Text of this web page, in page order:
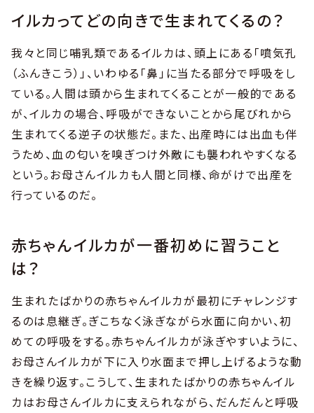
イルカってどの向きで生まれてくるの？
我々と同じ哺乳類であるイルカは、頭上にある「噴気孔
（ふんきこう）」、いわゆる「鼻」に当たる部分で呼吸をし
ている。人間は頭から生まれてくることが一般的である
が、イルカの場合、呼吸ができないことから尾びれから
生まれてくる逆子の状態だ。また、出産時には出血も伴
うため、血の匂いを嗅ぎつけ外敵にも襲われやすくなる
という。お母さんイルカも人間と同様、命がけで出産を
行っているのだ。
赤ちゃんイルカが一番初めに習うこと
は？
生まれたばかりの赤ちゃんイルカが最初にチャレンジす
るのは息継ぎ。ぎこちなく泳ぎながら水面に向かい、初
めての呼吸をする。赤ちゃんイルカが泳ぎやすいように、
お母さんイルカが下に入り水面まで押し上げるような動
きを繰り返す。こうして、生まれたばかりの赤ちゃんイル
カはお母さんイルカに支えられながら、だんだんと呼吸